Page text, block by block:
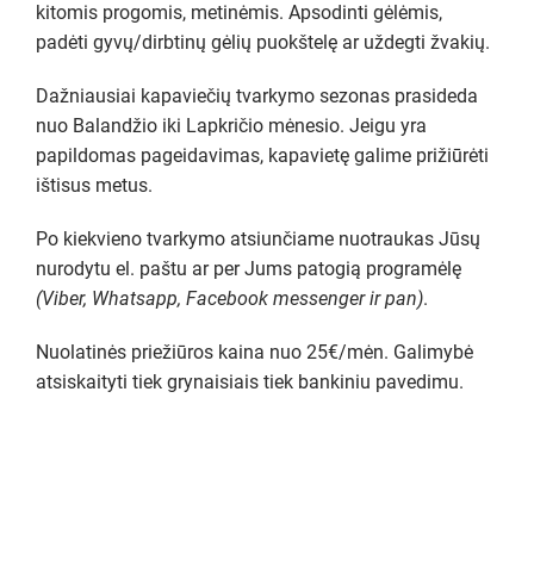
kitomis progomis, metinėmis. Apsodinti gėlėmis,
padėti gyvų/dirbtinų gėlių puokštelę ar uždegti žvakių.
Dažniausiai kapaviečių tvarkymo sezonas prasideda
nuo Balandžio iki Lapkričio mėnesio. Jeigu yra
papildomas pageidavimas, kapavietę galime prižiūrėti
ištisus metus.
Po kiekvieno tvarkymo atsiunčiame nuotraukas Jūsų
nurodytu el. paštu ar per Jums patogią programėlę
(Viber, Whatsapp, Facebook messenger ir pan).
Nuolatinės priežiūros kaina nuo 25€/mėn. Galimybė
atsiskaityti tiek grynaisiais tiek bankiniu pavedimu.